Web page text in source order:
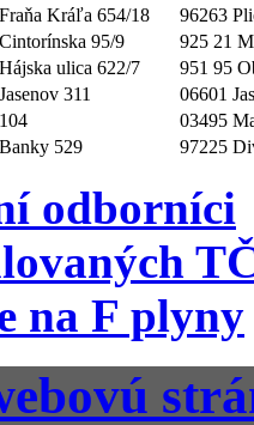
Fraňa Kráľa 654/18
96263
Cintorínska 95/9
925 21
Hájska ulica 622/7
951 95
Jasenov 311
06601
104
03495
Banky 529 97225
odborníci
na F plyny